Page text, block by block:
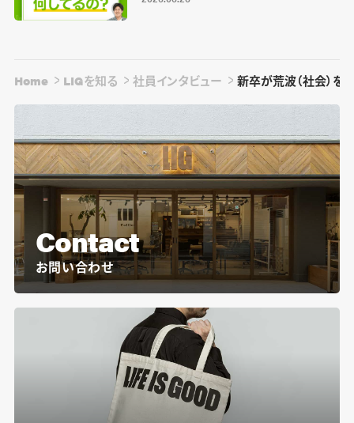
Home LIGを知る 社員インタビュー 新卒が荒波（社会）を
Contact
お問い合わせ